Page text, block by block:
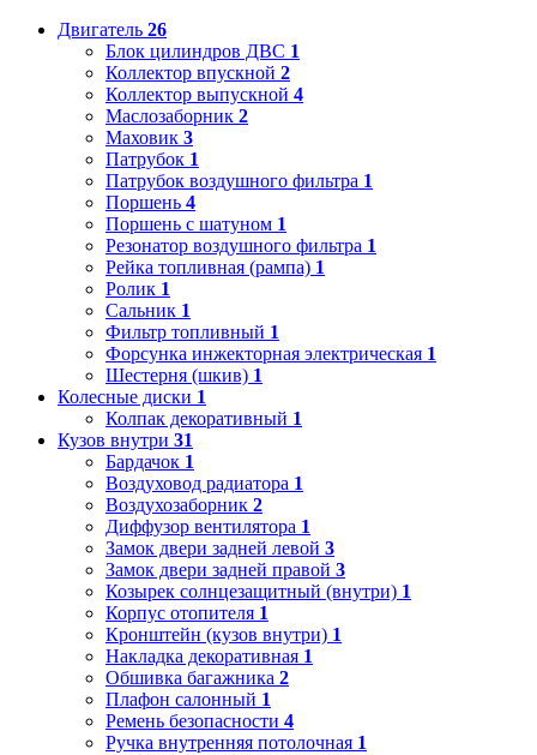
Двигатель 26
Блок цилиндров ДВС 1
Коллектор впускной 2
Коллектор выпускной 4
Маслозаборник 2
Маховик 3
Патрубок 1
Патрубок воздушного фильтра 1
Поршень 4
Поршень с шатуном 1
Резонатор воздушного фильтра 1
Рейка топливная (рампа) 1
Ролик 1
Сальник 1
Фильтр топливный 1
Форсунка инжекторная электрическая 1
Шестерня (шкив) 1
Колесные диски 1
Колпак декоративный 1
Кузов внутри 31
Бардачок 1
Воздуховод радиатора 1
Воздухозаборник 2
Диффузор вентилятора 1
Замок двери задней левой 3
Замок двери задней правой 3
Козырек солнцезащитный (внутри) 1
Корпус отопителя 1
Кронштейн (кузов внутри) 1
Накладка декоративная 1
Обшивка багажника 2
Плафон салонный 1
Ремень безопасности 4
Ручка внутренняя потолочная 1